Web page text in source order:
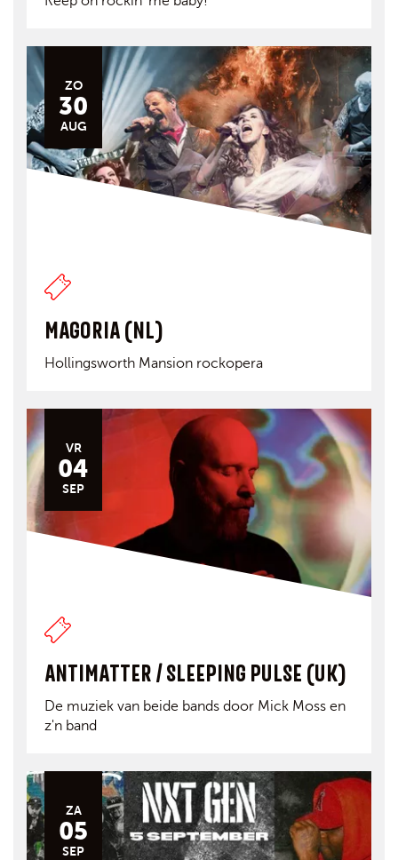
ZO
30
AUG
MAGORIA (NL)
Hollingsworth Mansion rockopera
VR
04
SEP
ANTIMATTER / SLEEPING PULSE (UK)
De muziek van beide bands door Mick Moss en
z'n band
ZA
05
SEP